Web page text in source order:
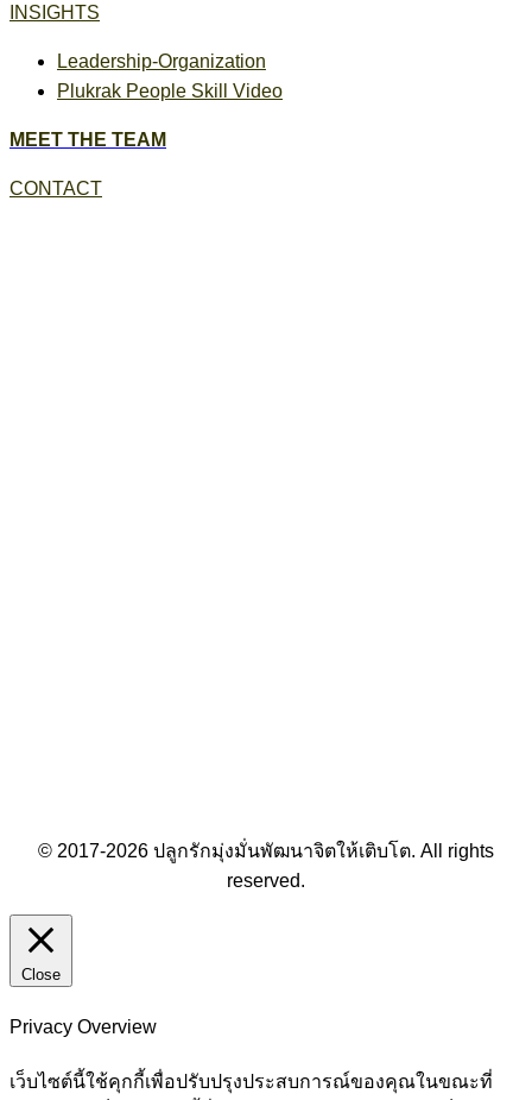
INSIGHTS
Leadership-Organization
Plukrak People Skill Video
MEET THE TEAM
CONTACT
© 2017-2026 ปลูกรักมุ่งมั่นพัฒนาจิตให้เติบโต. All rights
reserved.
Close
Privacy Overview
เว็บไซต์นี้ใช้คุกกี้เพื่อปรับปรุงประสบการณ์ของคุณในขณะที่